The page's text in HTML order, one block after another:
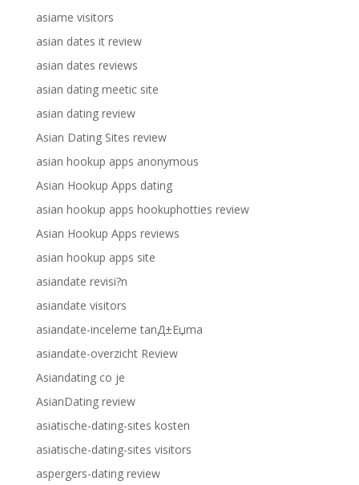
asiame visitors
asian dates it review
asian dates reviews
asian dating meetic site
asian dating review
Asian Dating Sites review
asian hookup apps anonymous
Asian Hookup Apps dating
asian hookup apps hookuphotties review
Asian Hookup Apps reviews
asian hookup apps site
asiandate revisi?n
asiandate visitors
asiandate-inceleme tanД±Еџma
asiandate-overzicht Review
Asiandating co je
AsianDating review
asiatische-dating-sites kosten
asiatische-dating-sites visitors
aspergers-dating review